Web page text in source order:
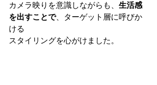
カメラ映りを意識しながらも、 生活感
を出すことで、ターゲット層に呼びか
ける
スタイリングを心がけました。